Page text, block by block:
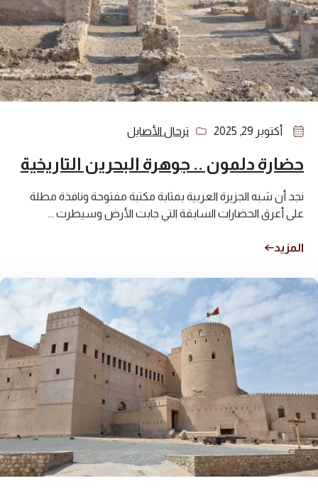
أكتوبر 29, 2025 ترحال الأصايل
حضارة دلمون .. جوهرة البحرين التاريخية
نجد أن شبه الجزيرة العربية بمثابة مكتبة مفتوحة ونافذة مطلة
على أعرق الحضارات السابقة التي جابت الأرض وسيطرت ...
المزيد